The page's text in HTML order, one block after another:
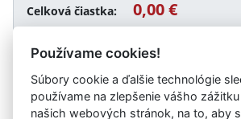
Celková čiastka: 0,00 €
Návrat späť
Používame cookies!
Súbory cookie a ďalšie technológie
používame na zlepšenie vášho
našich webových stránok, na to, aby